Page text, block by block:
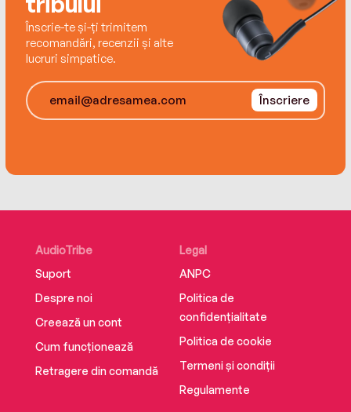
Înscrie-te și-ți trimitem
recomandări, recenzii și alte
lucruri simpatice.
Înscriere
AudioTribe
Suport
Despre noi
Creează un cont
Cum funcționează
Retragere din comandă
Legal
ANPC
Politica de
confidențialitate
Politica de cookie
Termeni și condiții
Regulamente